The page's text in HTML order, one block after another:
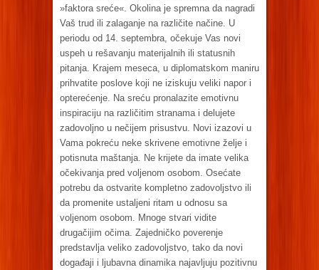
»faktora sreće«. Okolina je spremna da nagradi
Vaš trud ili zalaganje na različite načine. U
periodu od 14. septembra, očekuje Vas novi
uspeh u rešavanju materijalnih ili statusnih
pitanja. Krajem meseca, u diplomatskom maniru
prihvatite poslove koji ne iziskuju veliki napor i
opterećenje. Na sreću pronalazite emotivnu
inspiraciju na različitim stranama i delujete
zadovoljno u nečijem prisustvu. Novi izazovi u
Vama pokreću neke skrivene emotivne želje i
potisnuta maštanja. Ne krijete da imate velika
očekivanja pred voljenom osobom. Osećate
potrebu da ostvarite kompletno zadovoljstvo ili
da promenite ustaljeni ritam u odnosu sa
voljenom osobom. Mnoge stvari vidite
drugačijim očima. Zajedničko poverenje
predstavlja veliko zadovoljstvo, tako da novi
događaji i ljubavna dinamika najavljuju pozitivnu